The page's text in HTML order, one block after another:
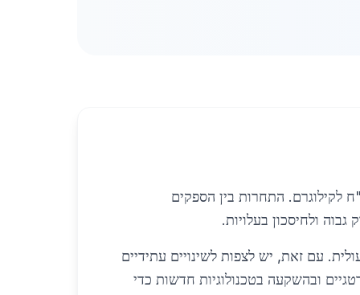
בתחום הברזל לפי משקל מראות יציבות יחסית עם מחירים תחרותיים הנעים סביב 4 ש"ח לקילוגרם. התחרות בין הספקים
ולחיסכון בעלויות.
עם זאת, יש לצפות לשינויים עתידיים
ובהשקעה בטכנולוגיות חדשות כדי